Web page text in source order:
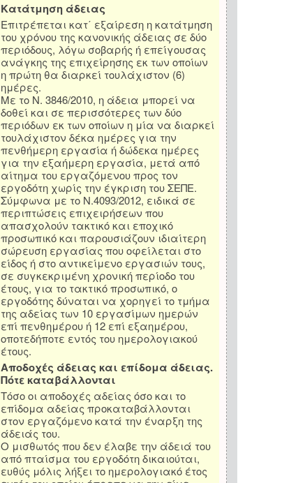
Κατάτμηση άδειας
Επιτρέπεται κατ΄ εξαίρεση η κατάτμηση
του χρόνου της κανονικής άδειας σε δύο
περιόδους, λόγω σοβαρής ή επείγουσας
ανάγκης της επιχείρησης εκ των οποίων
η πρώτη θα διαρκεί τουλάχιστον (6)
ημέρες.
Με το Ν. 3846/2010, η άδεια μπορεί να
δοθεί και σε περισσότερες των δύο
περιόδων εκ των οποίων η μία να διαρκεί
τουλάχιστον δέκα ημέρες για την
πενθήμερη εργασία ή δώδεκα ημέρες
για την εξαήμερη εργασία, μετά από
αίτημα του εργαζόμενου προς τον
εργοδότη χωρίς την έγκριση του ΣΕΠΕ.
Σύμφωνα με το Ν.4093/2012, ειδικά σε
περιπτώσεις επιχειρήσεων που
απασχολούν τακτικό και εποχικό
προσωπικό και παρουσιάζουν ιδιαίτερη
σώρευση εργασίας που οφείλεται στο
είδος ή στο αντικείμενο εργασιών τους,
σε συγκεκριμένη χρονική περίοδο του
έτους, για το τακτικό προσωπικό, ο
εργοδότης δύναται να χορηγεί το τμήμα
της αδείας των 10 εργασίμων ημερών
επί πενθημέρου ή 12 επί εξαημέρου,
οποτεδήποτε εντός του ημερολογιακού
έτους.
Αποδοχές άδειας και επίδομα άδειας.
Πότε καταβάλλονται
Τόσο οι αποδοχές αδείας όσο και το
επίδομα αδείας προκαταβάλλονται
στον εργαζόμενο κατά την έναρξη της
άδειάς του.
Ο μισθωτός που δεν έλαβε την άδειά του
από πταίσμα του εργοδότη δικαιούται,
ευθύς μόλις λήξει το ημερολογιακό έτος